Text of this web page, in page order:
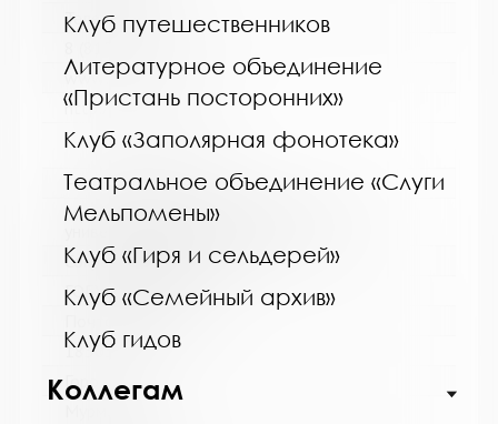
Клуб путешественников
Литературное объединение
«Пристань посторонних»
Клуб «Заполярная фонотека»
Театральное объединение «Слуги
Мельпомены»
Клуб «Гиря и сельдерей»
Клуб «Семейный архив»
Клуб гидов
Коллегам
Телефон:
www:
http://blind-library.ru/
Название библиотеки:
Мурманская государственная областная
Сокращенное название:
ГОБУК МГОУНБ
183038
Город: